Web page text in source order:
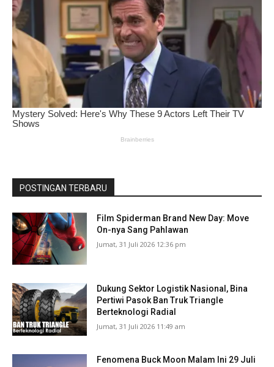
POSTINGAN TERBARU
Film Spiderman Brand New Day: Move
On-nya Sang Pahlawan
Jumat, 31 Juli 2026 12:36 pm
Dukung Sektor Logistik Nasional, Bina
Pertiwi Pasok Ban Truk Triangle
Berteknologi Radial
Jumat, 31 Juli 2026 11:49 am
Fenomena Buck Moon Malam Ini 29 Juli